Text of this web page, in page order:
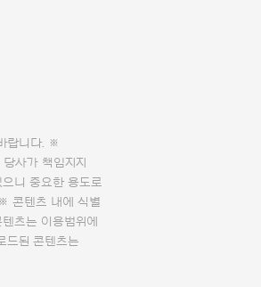
랍니다. ※
사가 책임지지
니 중요한 용도로
콘텐츠 내에 식별
츠는 이용범위에
드된 콘텐츠는